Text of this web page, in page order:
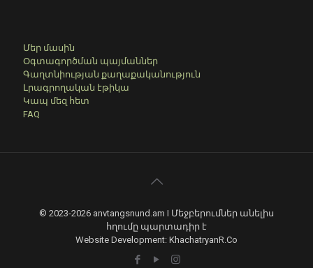
Մեր մասին
Օգտագործման պայմաններ
Գաղտնիության քաղաքականություն
Լրագրողական էթիկա
Կապ մեզ հետ
FAQ
© 2023-2026 anvtangsnund.am I Մեջբերումներ անելիս
հղումը պարտադիր է
Website Development: KhachatryanR.Co